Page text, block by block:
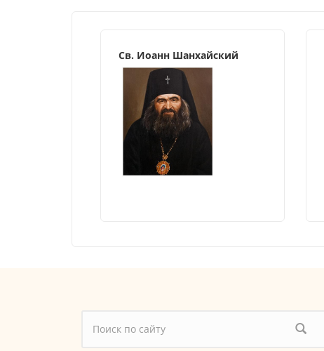
Св. Иоанн Шанхайский
Форма поиска